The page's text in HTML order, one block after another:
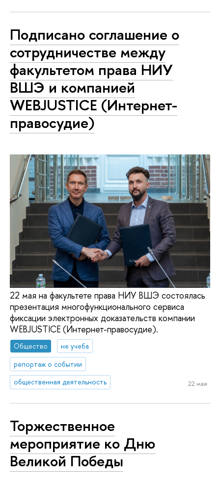
Подписано соглашение о
сотрудничестве между
факультетом права НИУ
ВШЭ и компанией
WEBJUSTICE (Интернет-
правосудие)
22 мая на факультете права НИУ ВШЭ состоялась
презентация многофункционального сервиса
фиксации электронных доказательств компании
WEBJUSTICE (Интернет-правосудие).
Общество
не учеба
репортаж о событии
общественная деятельность
22 мая
Торжественное
мероприятие ко Дню
Великой Победы